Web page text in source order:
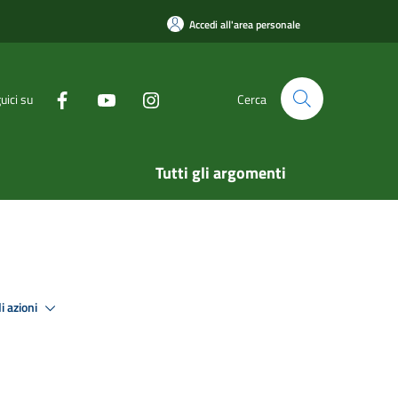
Accedi all'area personale
su Cerca
Tutti gli argomenti
azioni